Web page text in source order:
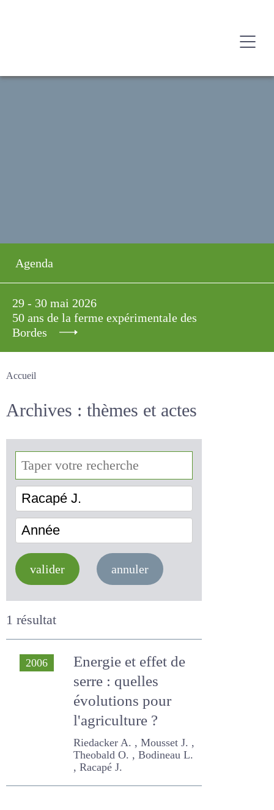
Agenda
29 - 30 mai 2026
50 ans de la ferme expérimentale des
Bordes
Accueil
Archives : thèmes et actes
Racapé J.
Année
valider annuler
1 résultat
2006
Energie et effet de
serre : quelles
évolutions pour
l'agriculture ?
Riedacker A. , Mousset J. ,
Theobald O. , Bodineau L. ,
Racapé J.